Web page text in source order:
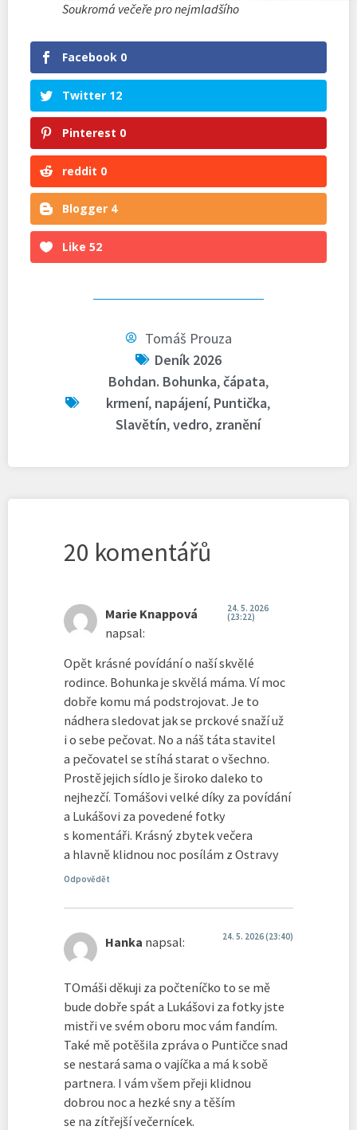
Soukromá večeře pro nejmladšího
Facebook 0
Twitter 12
Pinterest 0
reddit 0
Blogger 4
Like 52
Tomáš Prouza
Deník 2026
Bohdan. Bohunka,čápata,
krmení, napájení, Puntička,
Slavětín,vedro, zranění
20 komentářů
Marie Knappová
napsal:
24. 5. 2026
(23:22)
Opět krásné povídání o naší skvělé
rodince. Bohunka je skvělá máma. Ví moc
dobře komu má podstrojovat. Je to
nádhera sledovat jak se prckové snaží už
i o sebe pečovat. No a náš táta stavitel
a pečovatel se stíhá starat o všechno.
Prostě jejich sídlo je široko daleko to
nejhezčí. Tomášovi velké díky za povídání
a Lukášovi za povedené fotky
s komentáři. Krásný zbytek večera
a hlavně klidnou noc posílám z Ostravy
Odpovědět
Hanka napsal: 24. 5. 2026 (23:40)
TOmáši děkuji za počteníčko to se mě
bude dobře spát a Lukášovi za fotky jste
mistři ve svém oboru moc vám fandím.
Také mě potěšila zpráva o Puntičce snad
se nestará sama o vajíčka a má k sobě
partnera. I vám všem přeji klidnou
dobrou noc a hezké sny a těším
se na zítřejší večernícek.